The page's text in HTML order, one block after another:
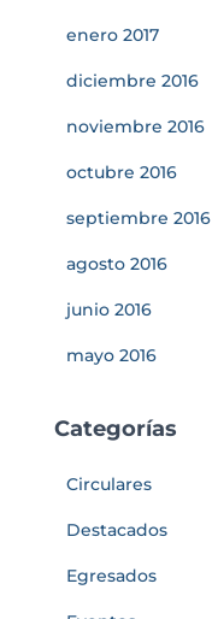
enero 2017
diciembre 2016
noviembre 2016
octubre 2016
septiembre 2016
agosto 2016
junio 2016
mayo 2016
Categorías
Circulares
Destacados
Egresados